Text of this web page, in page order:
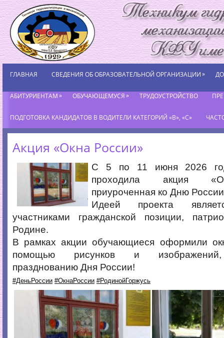
ГЛАВНАЯ СВЕДЕНИЯ ОБ ОБРАЗОВАТЕЛЬНОЙ ОРГАНИЗАЦИИ»
АБИТУРИЕНТАМ» ОБУЧАЮЩЕМУСЯ» ТРУДОУСТРОЙСТВО
ПОДГОТОВКА КАНДИДАТОВ В ВОДИТЕЛИ КАТЕГОРИЙ «В», «С»
Акция «Окна России»
С 5 по 11 июня 2026
проходила акция
приуроченная ко Дню
Идеей проекта
участниками гражданской позиции,
Родине.
В рамках акции обучающиеся оформили
помощью рисунков и изображений,
празднованию Дня России!
#ДеньРоссии #ОкнаРоссии #РодинойГоржусь